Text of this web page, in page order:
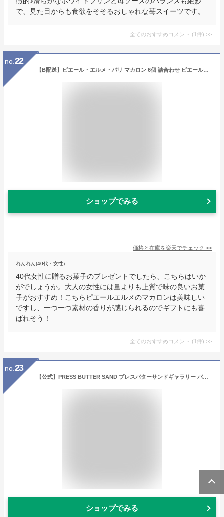
で、見た目からも食欲をそそるおしゃれな苺スイーツです。
全てのおすすめコメント (1件) >
no. 22
【B配送】ピエール・エルメ・パリ マカロン 6個 詰合わせ ピエールエルメ 退職 お礼 退職 お菓子お返し ギフト お菓子 ギフト スイーツ ギフト お祝い プレゼント おかし 感謝 2024 かわいい おしゃれ 人気 食べ物 御中元 お中元
ショップでみる
価格と在庫を楽天でチェック >>
れんれん(40代・女性)
40代女性に贈るお菓子のプレゼントでしたら、こちらはいか
がでしょうか。大人の女性には量よりも上質で味の良いお菓
子がおすすめ！こちらピエールエルメのマカロンは美味しい
ですし、一つ一つ素材の香りが感じられるのでギフトにも喜
ばれそう！
全てのおすすめコメント (1件) >
no. 23
【公式】PRESS BUTTER SAND プレスバターサンドギャラリー バターサンド〈チーズ〉9個入【のし無料】【お中元 お取り寄せ プレゼント 冷蔵 高級 手土産 お菓子 スイーツ 洋菓子 焼き菓子 詰め合わせ ギフト 個包装】
ショップでみる